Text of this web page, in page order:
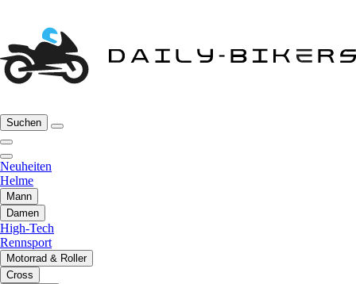
Suchen
Neuheiten
Helme
Mann
Damen
High-Tech
Rennsport
Motorrad & Roller
Cross